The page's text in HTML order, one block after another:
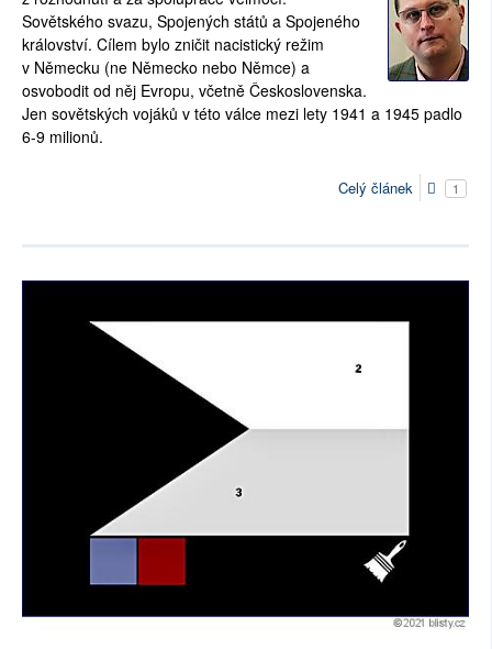
Sovětského svazu, Spojených států a Spojeného
království. Cílem bylo zničit nacistický režim
v Německu (ne Německo nebo Němce) a
osvobodit od něj Evropu, včetně Československa.
Jen sovětských vojáků v této válce mezi lety 1941 a 1945 padlo
6-9 milionů.
Celý článek 1